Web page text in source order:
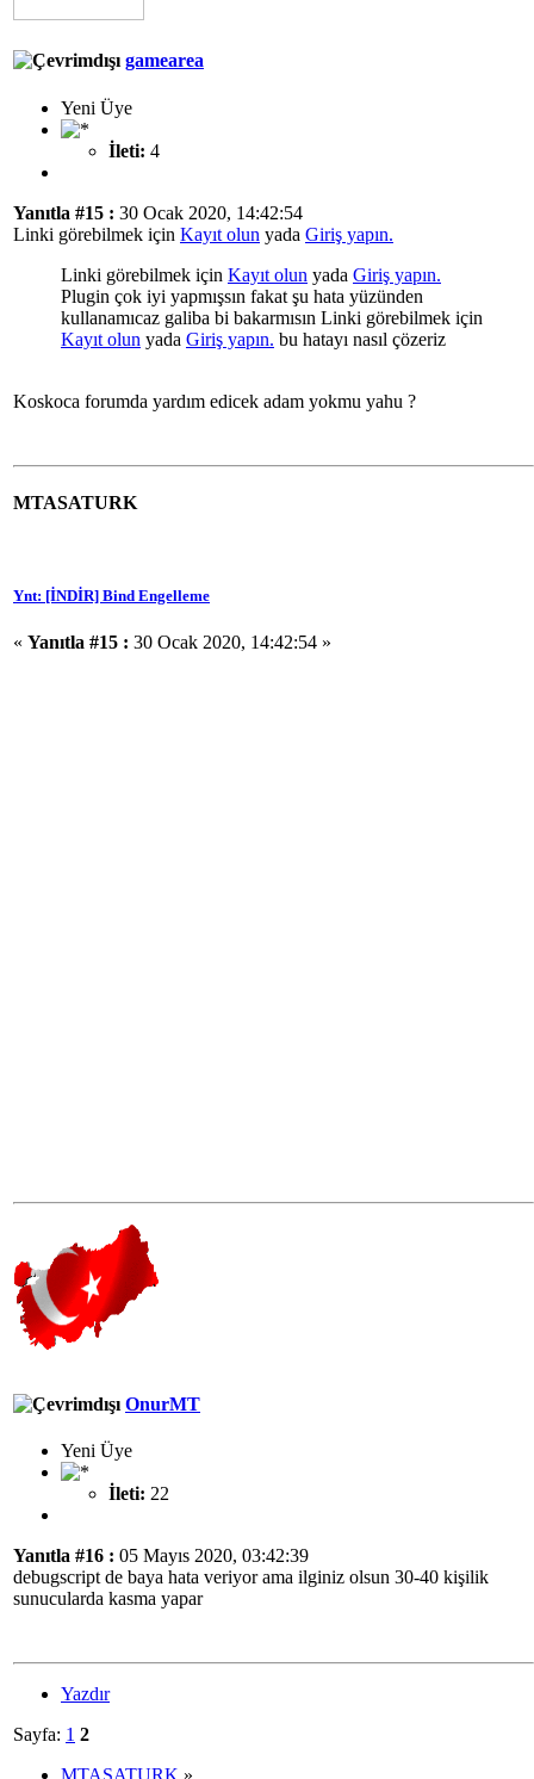
gamearea
Yeni Üye
İleti: 4
Yanıtla #15 : 30 Ocak 2020, 14:42:54
Linki görebilmek için Kayıt olun yada Giriş yapın.
Linki görebilmek için Kayıt olun yada Giriş yapın.
Plugin çok iyi yapmışsın fakat şu hata yüzünden
kullanamıcaz galiba bi bakarmısın Linki görebilmek için
Kayıt olun yada Giriş yapın. bu hatayı nasıl çözeriz
Koskoca forumda yardım edicek adam yokmu yahu ?
MTASATURK
Ynt: [İNDİR] Bind Engelleme
« Yanıtla #15 : 30 Ocak 2020, 14:42:54 »
OnurMT
Yeni Üye
İleti: 22
Yanıtla #16 : 05 Mayıs 2020, 03:42:39
debugscript de baya hata veriyor ama ilginiz olsun 30-40 kişilik
sunucularda kasma yapar
Yazdır
Sayfa: 1 2
MTASATURK »